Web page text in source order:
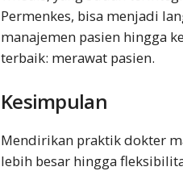
Permenkes, bisa menjadi
manajemen pasien hingga
terbaik: merawat pasien.
Kesimpulan
Mendirikan praktik dokter
lebih besar hingga